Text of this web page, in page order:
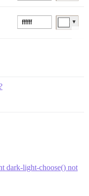
dark-light-choose() not